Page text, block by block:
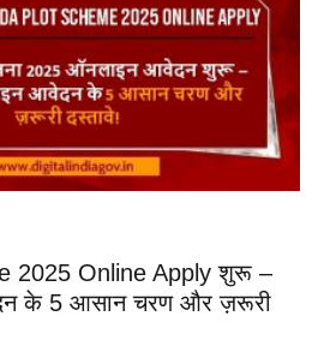
2025 Online Apply शुरू –
के 5 आसान चरण और ज़रूरी